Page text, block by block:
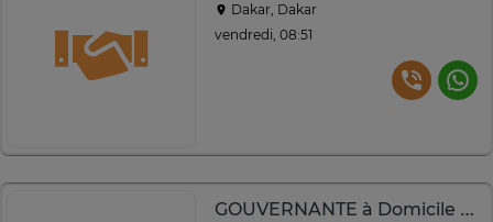
Dakar, Dakar
vendredi, 08:51
GOUVERNANTE à Domicile professionnelle